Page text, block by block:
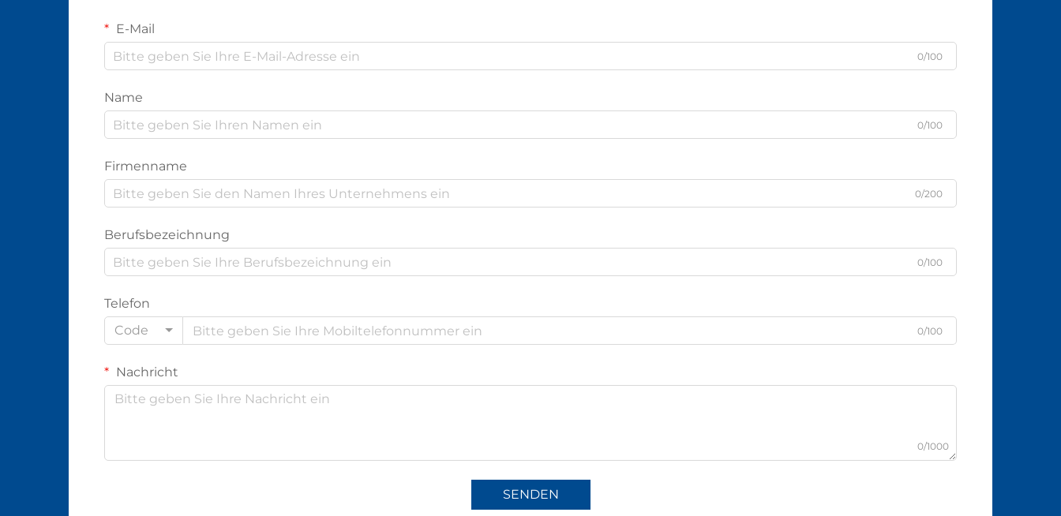
E-Mail
0/100
Name
0/100
Firmenname
0/200
Berufsbezeichnung
0/100
Telefon
Code
0/100
Nachricht
0/1000
SENDEN